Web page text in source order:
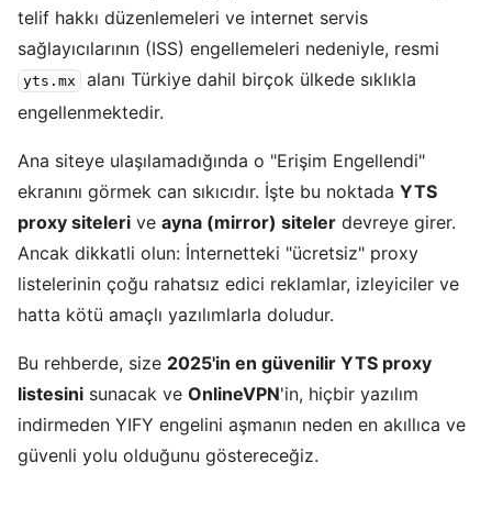
telif hakkı düzenlemeleri ve internet servis
sağlayıcılarının (ISS) engellemeleri nedeniyle, resmi
yts.mx
alanı Türkiye dahil birçok ülkede sıklıkla
engellenmektedir.
Ana siteye ulaşılamadığında o "Erişim Engellendi"
ekranını görmek can sıkıcıdır. İşte bu noktada YTS
proxy siteleri ve ayna (mirror) siteler devreye girer.
Ancak dikkatli olun: İnternetteki "ücretsiz" proxy
listelerinin çoğu rahatsız edici reklamlar, izleyiciler ve
hatta kötü amaçlı yazılımlarla doludur.
Bu rehberde, size 2025'in en güvenilir YTS proxy
listesini sunacak ve OnlineVPN'in, hiçbir yazılım
indirmeden YIFY engelini aşmanın neden en akıllıca ve
güvenli yolu olduğunu göstereceğiz.